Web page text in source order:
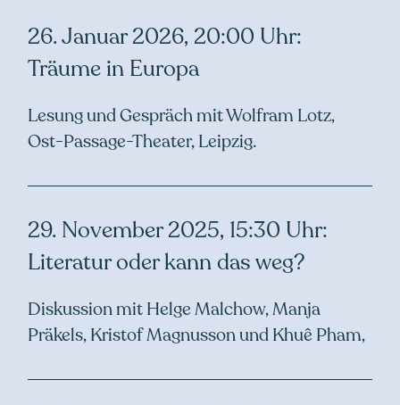
26. Januar 2026, 20:00 Uhr:
Träume in Europa
Lesung und Gespräch mit Wolfram Lotz,
Ost-Passage-Theater, Leipzig.
29. November 2025, 15:30 Uhr:
Literatur oder kann das weg?
Diskussion mit Helge Malchow, Manja
Präkels, Kristof Magnusson und Khuê Pham,